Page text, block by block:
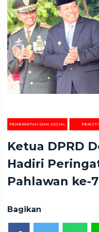
PEMERINTAH DAN SOSIAL
Ketua DPRD
Hadiri
Pahlawan ke-
Bagikan